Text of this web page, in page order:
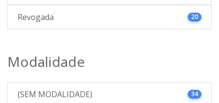
Revogada 20
Modalidade
(SEM MODALIDADE) 34